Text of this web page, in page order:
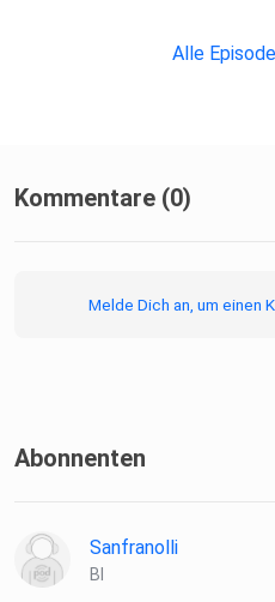
Alle
Kommentare (0)
Melde Dich an, um einen
Abonnenten
Sanfranolli
BI